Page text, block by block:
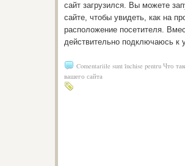
сайт загрузился. Вы можете
сайте, чтобы увидеть, как на
расположение посетителя.
действительно подключаюсь к
Comentariile sunt închise pentru Что
вашего сайта